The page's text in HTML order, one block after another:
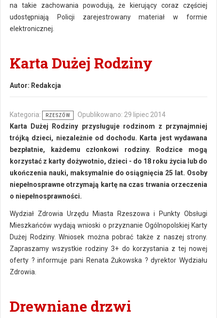
na takie zachowania powodują, że kierujący coraz częściej
udostępniają Policji zarejestrowany materiał w formie
elektronicznej.
Karta Dużej Rodziny
Autor: Redakcja
Kategoria: RZESZÓW
Opublikowano: 29 lipiec 2014
Karta Dużej Rodziny przysługuje rodzinom z przynajmniej
trójką dzieci, niezależnie od dochodu. Karta jest wydawana
bezpłatnie, każdemu członkowi rodziny. Rodzice mogą
korzystać z karty dożywotnio, dzieci - do 18 roku życia lub do
ukończenia nauki, maksymalnie do osiągnięcia 25 lat. Osoby
niepełnosprawne otrzymają kartę na czas trwania orzeczenia
o niepełnosprawności.
Wydział Zdrowia Urzędu Miasta Rzeszowa i Punkty Obsługi
Mieszkańców wydają wnioski o przyznanie Ogólnopolskiej Karty
Dużej Rodziny. Wniosek można pobrać także z naszej strony.
Zapraszamy wszystkie rodziny 3+ do korzystania z tej nowej
oferty ? informuje pani Renata Żukowska ? dyrektor Wydziału
Zdrowia.
Drewniane drzwi